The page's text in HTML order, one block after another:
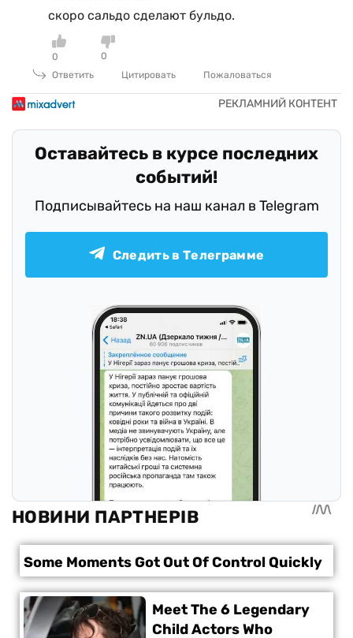
скоро сальдо сделают бульдо.
0
0
Ответить
Цитировать Пожаловаться
Оставайтесь в курсе последних
событий!
Подписывайтесь на наш канал в Telegram
Следить в Телеграмме